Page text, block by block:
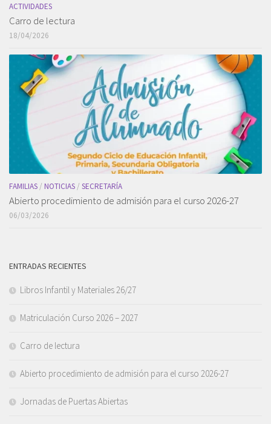
ACTIVIDADES
Carro de lectura
18/04/2026
FAMILIAS / NOTICIAS / SECRETARÍA
Abierto procedimiento de admisión para el curso 2026-27
06/03/2026
ENTRADAS RECIENTES
Libros Infantil y Materiales 26/27
Matriculación Curso 2026 – 2027
Carro de lectura
Abierto procedimiento de admisión para el curso 2026-27
Jornadas de Puertas Abiertas